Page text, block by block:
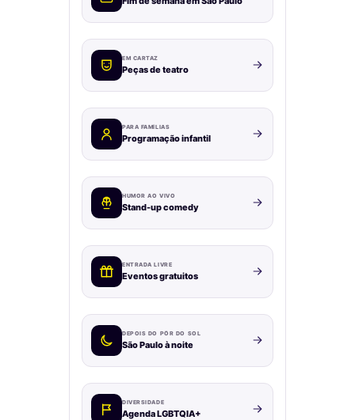
EM CARTAZ
Peças de teatro
PARA FAMÍLIAS
Programação infantil
HUMOR AO VIVO
Stand-up comedy
ENTRADA LIVRE
Eventos gratuitos
DEPOIS DO PÔR DO SOL
São Paulo à noite
DIVERSIDADE
Agenda LGBTQIA+